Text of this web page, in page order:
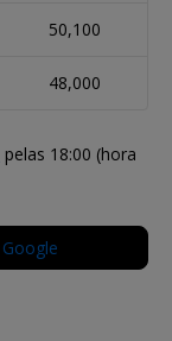
50,100
48,000
pelas 18:00 (hora